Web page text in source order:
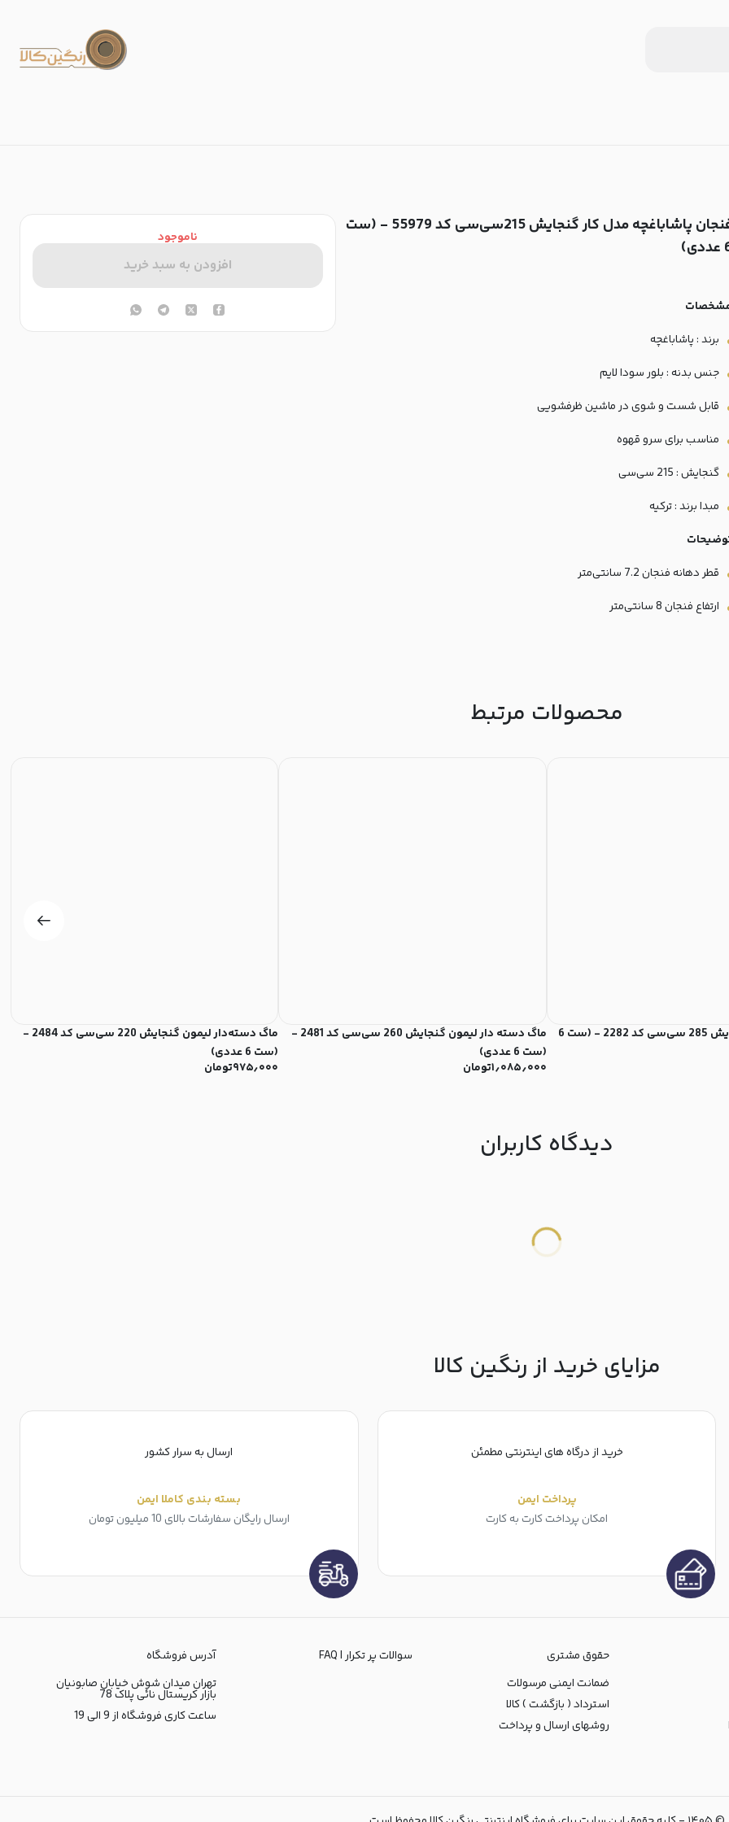
فنجان پاشاباغچه مدل کار گنجایش 215سی‌سی کد 55979 - (ست
برند : پاشاباغچه
جنس بدنه : بلور سودا لایم
قابل شست و شوی در ماشین ظرفشویی
مناسب برای سرو قهوه
گنجایش : 215 سی‌سی
مبدا برند : ترکیه
قطر دهانه فنجان 7.2 سانتی‌متر
ارتفاع فنجان 8 سانتی‌متر
ناموجود
افزودن به سبد خرید
محصولات مرتبط
فنجان لیمون گنجایش 285 سی‌سی کد 2282 - (ست 6
ماگ دسته دار لیمون گنجایش 260 سی‌سی کد 2481 -
(ست 6 عددی)
۱٫۰۸۵٫۰۰۰تومان
ماگ دسته‌دار لیمون گنجایش 220 سی‌سی کد 2484 -
(ست 6 عددی)
۹۷۵٫۰۰۰تومان
دیدگاه کاربران
مزایای خرید از رنگین کالا
خرید از درگاه های اینترنتی مطمئن
پرداخت ایمن
امکان پرداخت کارت به کارت
ارسال به سرار کشور
بسته بندی کاملا ایمن
ارسال رایگان سفارشات بالای 10 میلیون تومان
حقوق مشتری
ضمانت ایمنی مرسولات
استرداد ( بازگشت ) کالا
روشهای ارسال و پرداخت
سوالات پر تکرار | FAQ
آدرس فروشگاه
تهران میدان شوش خیابان صابونیان
بازار کریستال نائی پلاک 78
ساعت کاری فروشگاه از 9 الی 19